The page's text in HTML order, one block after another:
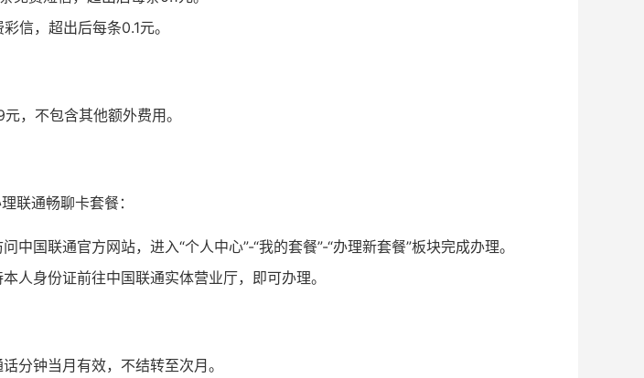
信，超出后每条0.1元。
，不包含其他额外费用。
联通畅聊卡套餐：
中国联通官方网站，进入“个人中心”-“我的套餐”-“办理新套餐”板块完成办理。
人身份证前往中国联通实体营业厅，即可办理。
分钟当月有效，不结转至次月。